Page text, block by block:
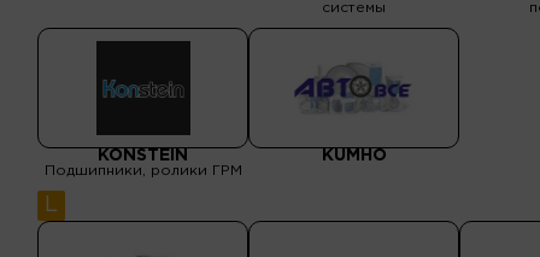
системы
KONSTEIN
Подшипники, ролики ГРМ
KUMHO
L